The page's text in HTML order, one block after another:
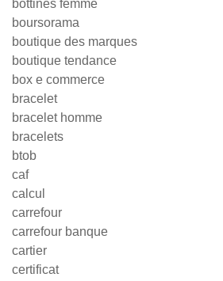
bottines femme
boursorama
boutique des marques
boutique tendance
box e commerce
bracelet
bracelet homme
bracelets
btob
caf
calcul
carrefour
carrefour banque
cartier
certificat